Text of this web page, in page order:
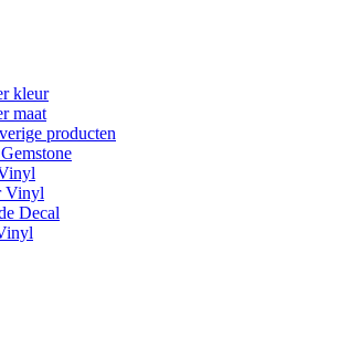
kleur
maat
producten
Vinyl
Decal